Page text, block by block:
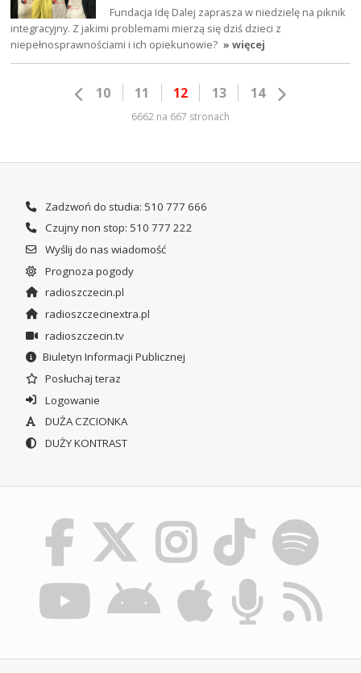
Fundacja Idę Dalej zaprasza w niedzielę na piknik
integracyjny. Z jakimi problemami mierzą się dziś dzieci z
niepełnosprawnościami i ich opiekunowie? » więcej
10 11 12 13 14
6662 na 667 stronach
Zadzwoń do studia: 510 777 666
Czujny non stop: 510 777 222
Wyślij do nas wiadomość
Prognoza pogody
radioszczecin.pl
radioszczecinextra.pl
radioszczecin.tv
Biuletyn Informacji Publicznej
Posłuchaj teraz
Logowanie
DUŻA CZCIONKA
DUŻY KONTRAST